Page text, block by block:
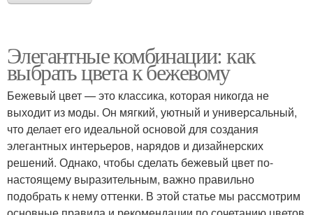
Элегантные комбинации: как
выбрать цвета к бежевому
Бежевый цвет — это классика, которая никогда не
выходит из моды. Он мягкий, уютный и универсальный,
что делает его идеальной основой для создания
элегантных интерьеров, нарядов и дизайнерских
решений. Однако, чтобы сделать бежевый цвет по-
настоящему выразительным, важно правильно
подобрать к нему оттенки. В этой статье мы рассмотрим